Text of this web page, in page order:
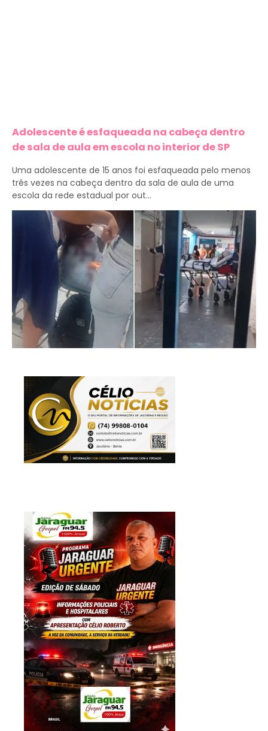
Adolescente é esfaqueada na cabeça dentro
de sala de aula em escola no interior de SP
Uma adolescente de 15 anos foi esfaqueada pelo menos
três vezes na cabeça dentro da sala de aula de uma
escola da rede estadual por out...